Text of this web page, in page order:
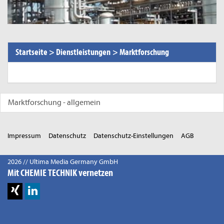
Startseite > Dienstleistungen >Marktforschung
Marktforschung - allgemein
Impressum Datenschutz Datenschutz-Einstellungen AGB
2026 // Ultima Media Germany GmbH
Mit CHEMIE TECHNIK vernetzen